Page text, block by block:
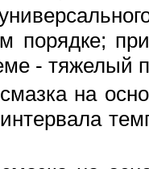
порядке;
- тяжелый
на